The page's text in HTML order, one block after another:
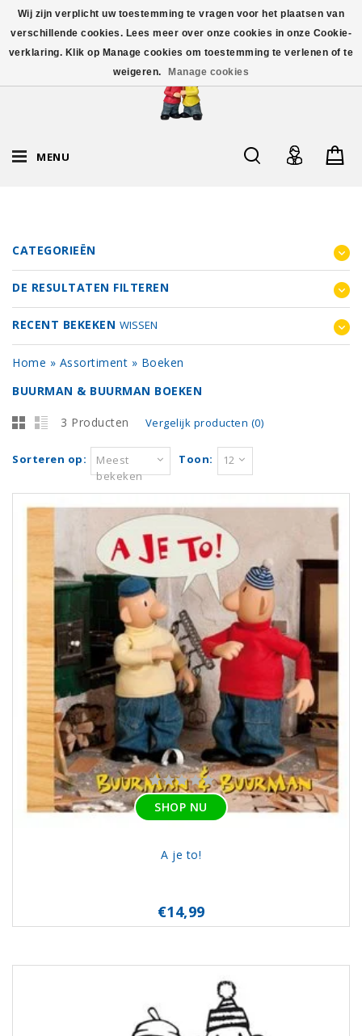
MENU
CATEGORIEËN
DE RESULTATEN FILTEREN
RECENT BEKEKEN WISSEN
Home » Assortiment » Boeken
BUURMAN & BUURMAN BOEKEN
3 Producten Vergelijk producten (0)
Sorteren op:
Meest
bekeken
Toon: 12
SHOP NU
A je to!
€14,99
Wij zijn verplicht uw toestemming te vragen voor het plaatsen van
verschillende cookies. Lees meer over onze cookies in onze Cookie-
verklaring. Klik op Manage cookies om toestemming te verlenen of te
weigeren.
Manage cookies